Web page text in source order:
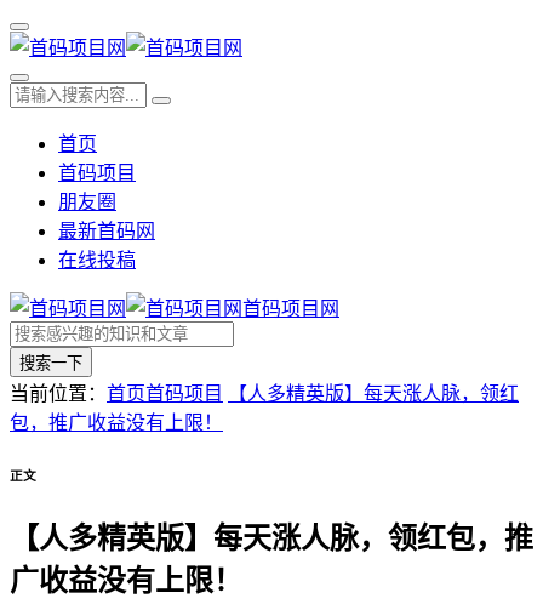
首页
首码项目
朋友圈
最新首码网
在线投稿
首码项目网
搜索一下
当前位置： 首页首码项目
【人多精英版】每天涨人脉，领红
包，推广收益没有上限！
正文
【人多精英版】每天涨人脉，领红包，推
广收益没有上限！